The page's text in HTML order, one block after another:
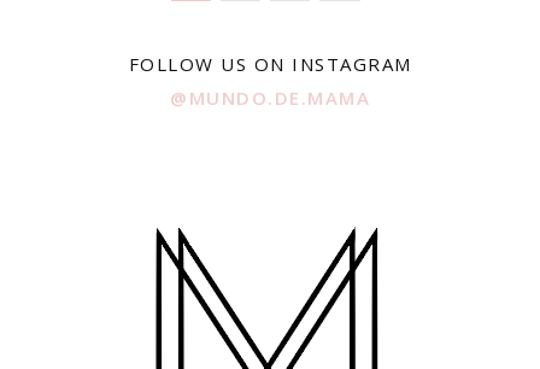
FOLLOW US ON INSTAGRAM
@MUNDO.DE.MAMA